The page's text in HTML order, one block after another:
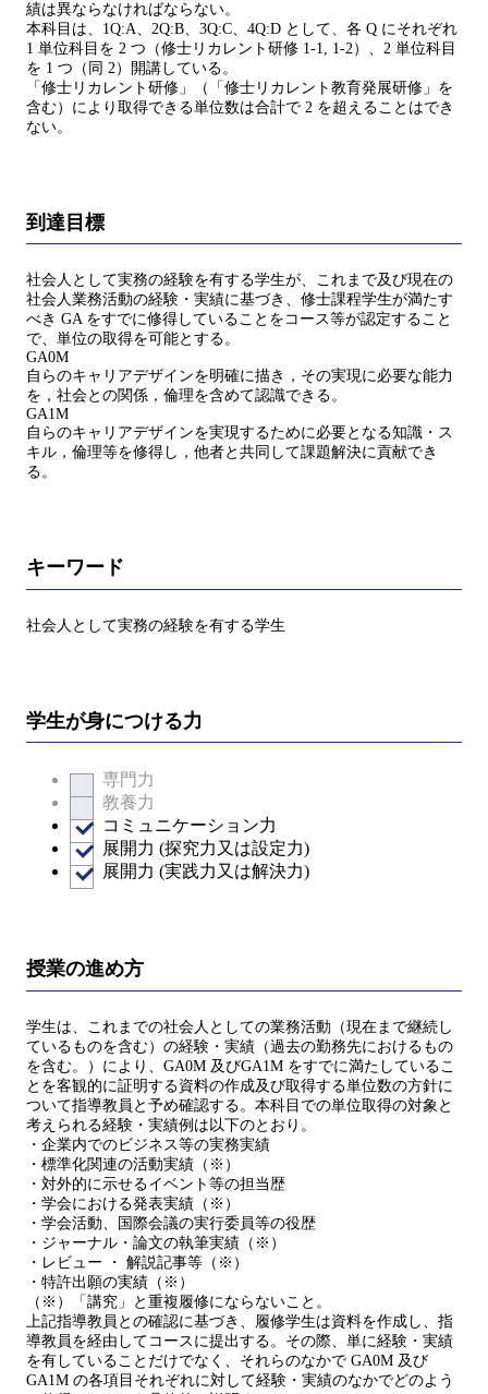
績は異ならなければならない。
本科目は、1Q:A、2Q:B、3Q:C、4Q:D として、各 Q にそれぞれ
1 単位科目を 2 つ（修士リカレント研修 1-1, 1-2）、2 単位科目
を 1 つ（同 2）開講している。
「修士リカレント研修」（「修士リカレント教育発展研修」を
含む）により取得できる単位数は合計で 2 を超えることはでき
ない。
到達目標
社会人として実務の経験を有する学生が、これまで及び現在の
社会人業務活動の経験・実績に基づき、修士課程学生が満たす
べき GA をすでに修得していることをコース等が認定すること
で、単位の取得を可能とする。
GA0M
自らのキャリアデザインを明確に描き，その実現に必要な能力
を，社会との関係，倫理を含めて認識できる。
GA1M
自らのキャリアデザインを実現するために必要となる知識・ス
キル，倫理等を修得し，他者と共同して課題解決に貢献でき
る。
キーワード
社会人として実務の経験を有する学生
学生が身につける力
専門力
教養力
コミュニケーション力
展開力 (探究力又は設定力)
展開力 (実践力又は解決力)
授業の進め方
学生は、これまでの社会人としての業務活動（現在まで継続し
ているものを含む）の経験・実績（過去の勤務先におけるもの
を含む。）により、GA0M 及びGA1M をすでに満たしているこ
とを客観的に証明する資料の作成及び取得する単位数の方針に
ついて指導教員と予め確認する。本科目での単位取得の対象と
考えられる経験・実績例は以下のとおり。
・企業内でのビジネス等の実務実績
・標準化関連の活動実績（※）
・対外的に示せるイベント等の担当歴
・学会における発表実績（※）
・学会活動、国際会議の実行委員等の役歴
・ジャーナル・論文の執筆実績（※）
・レビュー ・ 解説記事等（※）
・特許出願の実績（※）
（※）「講究」と重複履修にならないこと。
上記指導教員との確認に基づき、履修学生は資料を作成し、指
導教員を経由してコースに提出する。その際、単に経験・実績
を有していることだけでなく、それらのなかで GA0M 及び
GA1M の各項目それぞれに対して経験・実績のなかでどのよう